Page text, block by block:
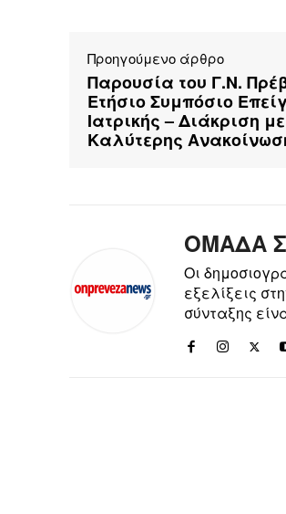
Προηγούμενο άρθρο
Παρουσία του Γ.Ν.
Ετήσιο Συμπόσιο
Ιατρικής – Διάκριση
Καλύτερης
ΟΜΑΔΑ
Οι
εξελίξεις
σύνταξης